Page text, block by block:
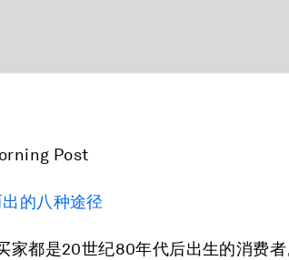
Post
的八种途径
家都是20世纪80年代后出生的消费